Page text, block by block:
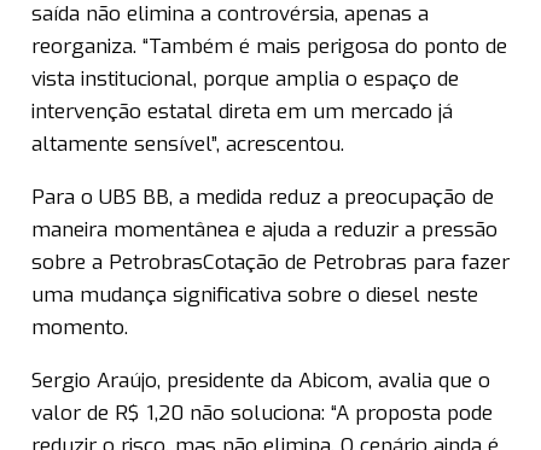
saída não elimina a controvérsia, apenas a
reorganiza. “Também é mais perigosa do ponto de
vista institucional, porque amplia o espaço de
intervenção estatal direta em um mercado já
altamente sensível”, acrescentou.
Para o UBS BB, a medida reduz a preocupação de
maneira momentânea e ajuda a reduzir a pressão
sobre a PetrobrasCotação de Petrobras para fazer
uma mudança significativa sobre o diesel neste
momento.
Sergio Araújo, presidente da Abicom, avalia que o
valor de R$ 1,20 não soluciona: “A proposta pode